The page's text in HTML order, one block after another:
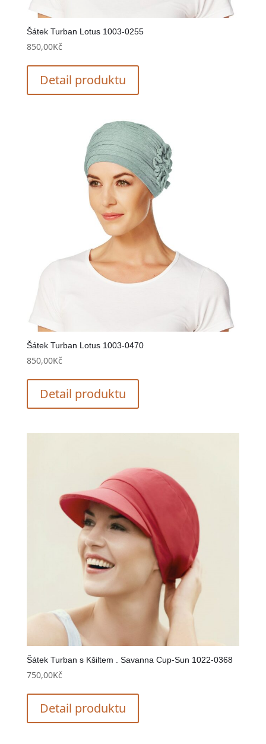
Šátek Turban Lotus 1003-0255
850,00Kč
Detail produktu
Šátek Turban Lotus 1003-0470
850,00Kč
Detail produktu
Šátek Turban s Kšiltem . Savanna Cup-Sun 1022-0368
750,00Kč
Detail produktu